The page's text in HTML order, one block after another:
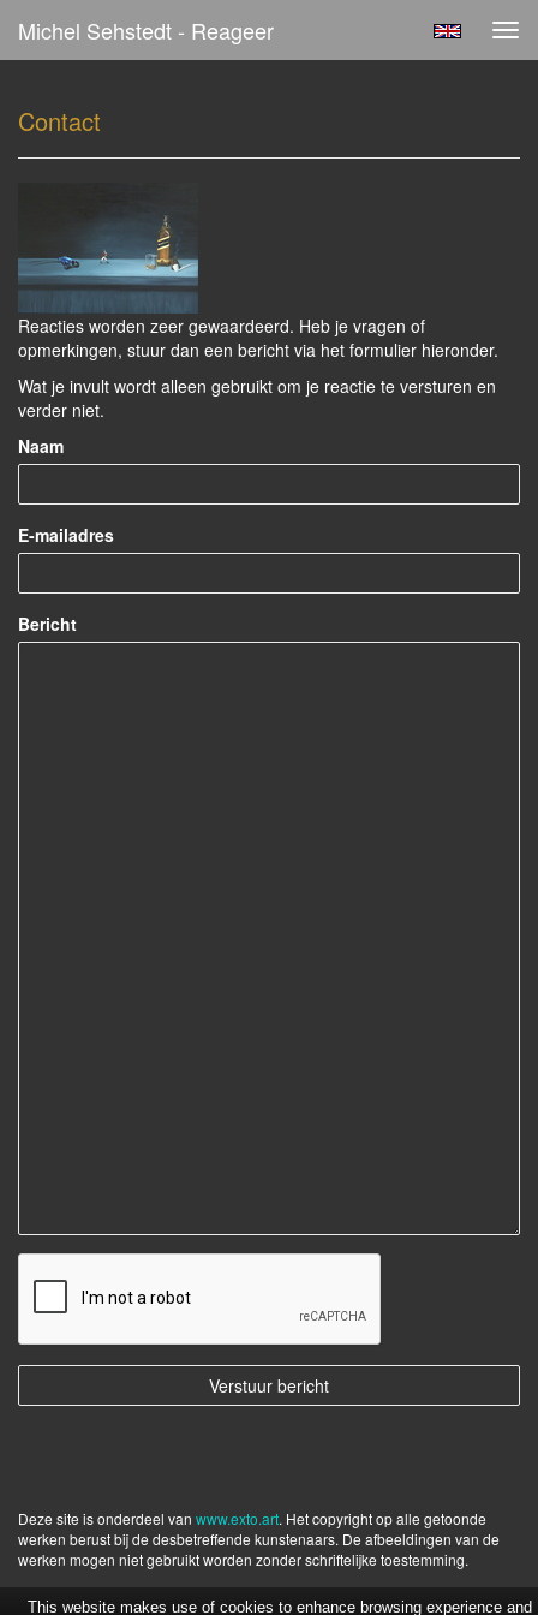
Michel Sehstedt - Reageer
Contact
Reacties worden zeer gewaardeerd. Heb je vragen of
opmerkingen, stuur dan een bericht via het formulier hieronder.
Wat je invult wordt alleen gebruikt om je reactie te versturen en
verder niet.
Naam
E-mailadres
Bericht
Deze site is onderdeel van www.exto.art. Het copyright op alle getoonde
werken berust bij de desbetreffende kunstenaars. De afbeeldingen van de
werken mogen niet gebruikt worden zonder schriftelijke toestemming.
This website makes use of cookies to enhance browsing experience and